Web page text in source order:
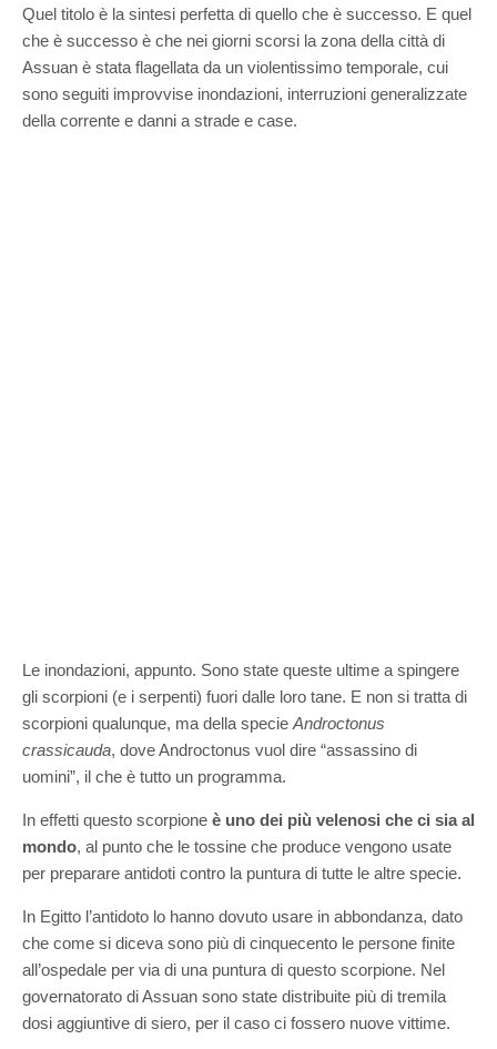
Quel titolo è la sintesi perfetta di quello che è successo. E quel
che è successo è che nei giorni scorsi la zona della città di
Assuan è stata flagellata da un violentissimo temporale, cui
sono seguiti improvvise inondazioni, interruzioni generalizzate
della corrente e danni a strade e case.
Le inondazioni, appunto. Sono state queste ultime a spingere
gli scorpioni (e i serpenti) fuori dalle loro tane. E non si tratta di
scorpioni qualunque, ma della specie Androctonus
crassicauda, dove Androctonus vuol dire “assassino di
uomini”, il che è tutto un programma.
In effetti questo scorpione è uno dei più velenosi che ci sia al
mondo, al punto che le tossine che produce vengono usate
per preparare antidoti contro la puntura di tutte le altre specie.
In Egitto l’antidoto lo hanno dovuto usare in abbondanza, dato
che come si diceva sono più di cinquecento le persone finite
all’ospedale per via di una puntura di questo scorpione. Nel
governatorato di Assuan sono state distribuite più di tremila
dosi aggiuntive di siero, per il caso ci fossero nuove vittime.